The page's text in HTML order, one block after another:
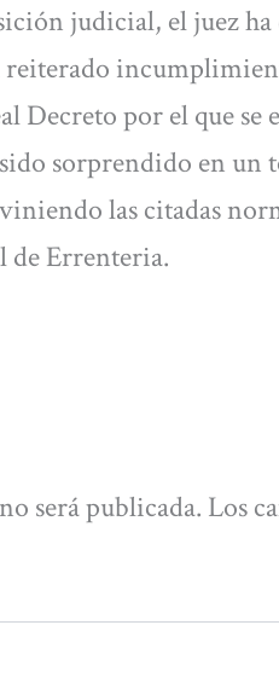
judicial, el juez ha
Decreto por el que se
sorprendido en un
las citadas
de Errenteria.
será publicada. Los